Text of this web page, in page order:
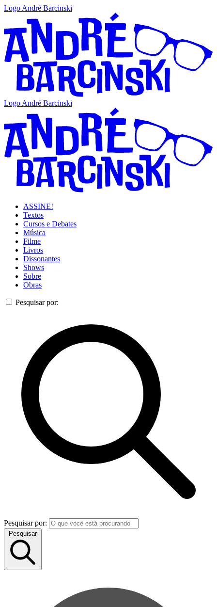
Logo André Barcinski
Logo André Barcinski
ASSINE!
Textos
Cursos e Debates
Música
Filme
Livros
Dissonantes
Shows
Sobre
Obras
Pesquisar por:
Pesquisar por:
Pesquisar